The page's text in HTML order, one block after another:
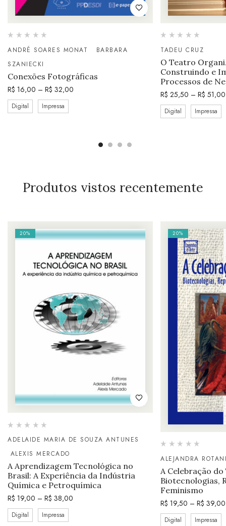
ANDRÉ SOARES MONAT
BARBARA
SZANIECKI
Conexões Fotográficas
R$ 16,00 – R$ 32,00
Digital Impressa
TADEU CRUZ
O Teatro
Construindo e
Processos de
R$ 25,50 – R$ 51,00
Digital Impressa
Produtos vistos recentemente
20%
ADELAIDE MARIA DE SOUZA ANTUNES
ALEXIS MERCADO
A Aprendizagem Tecnológica no
Brasil: A Experiência da Indústria
Química e Petroquímica
R$ 19,00 – R$ 38,00
Digital Impressa
20%
ALEJANDRA
A Celebração
Biotecnologias,
Feminismo
R$ 19,50 – R$ 39,00
Digital Impressa